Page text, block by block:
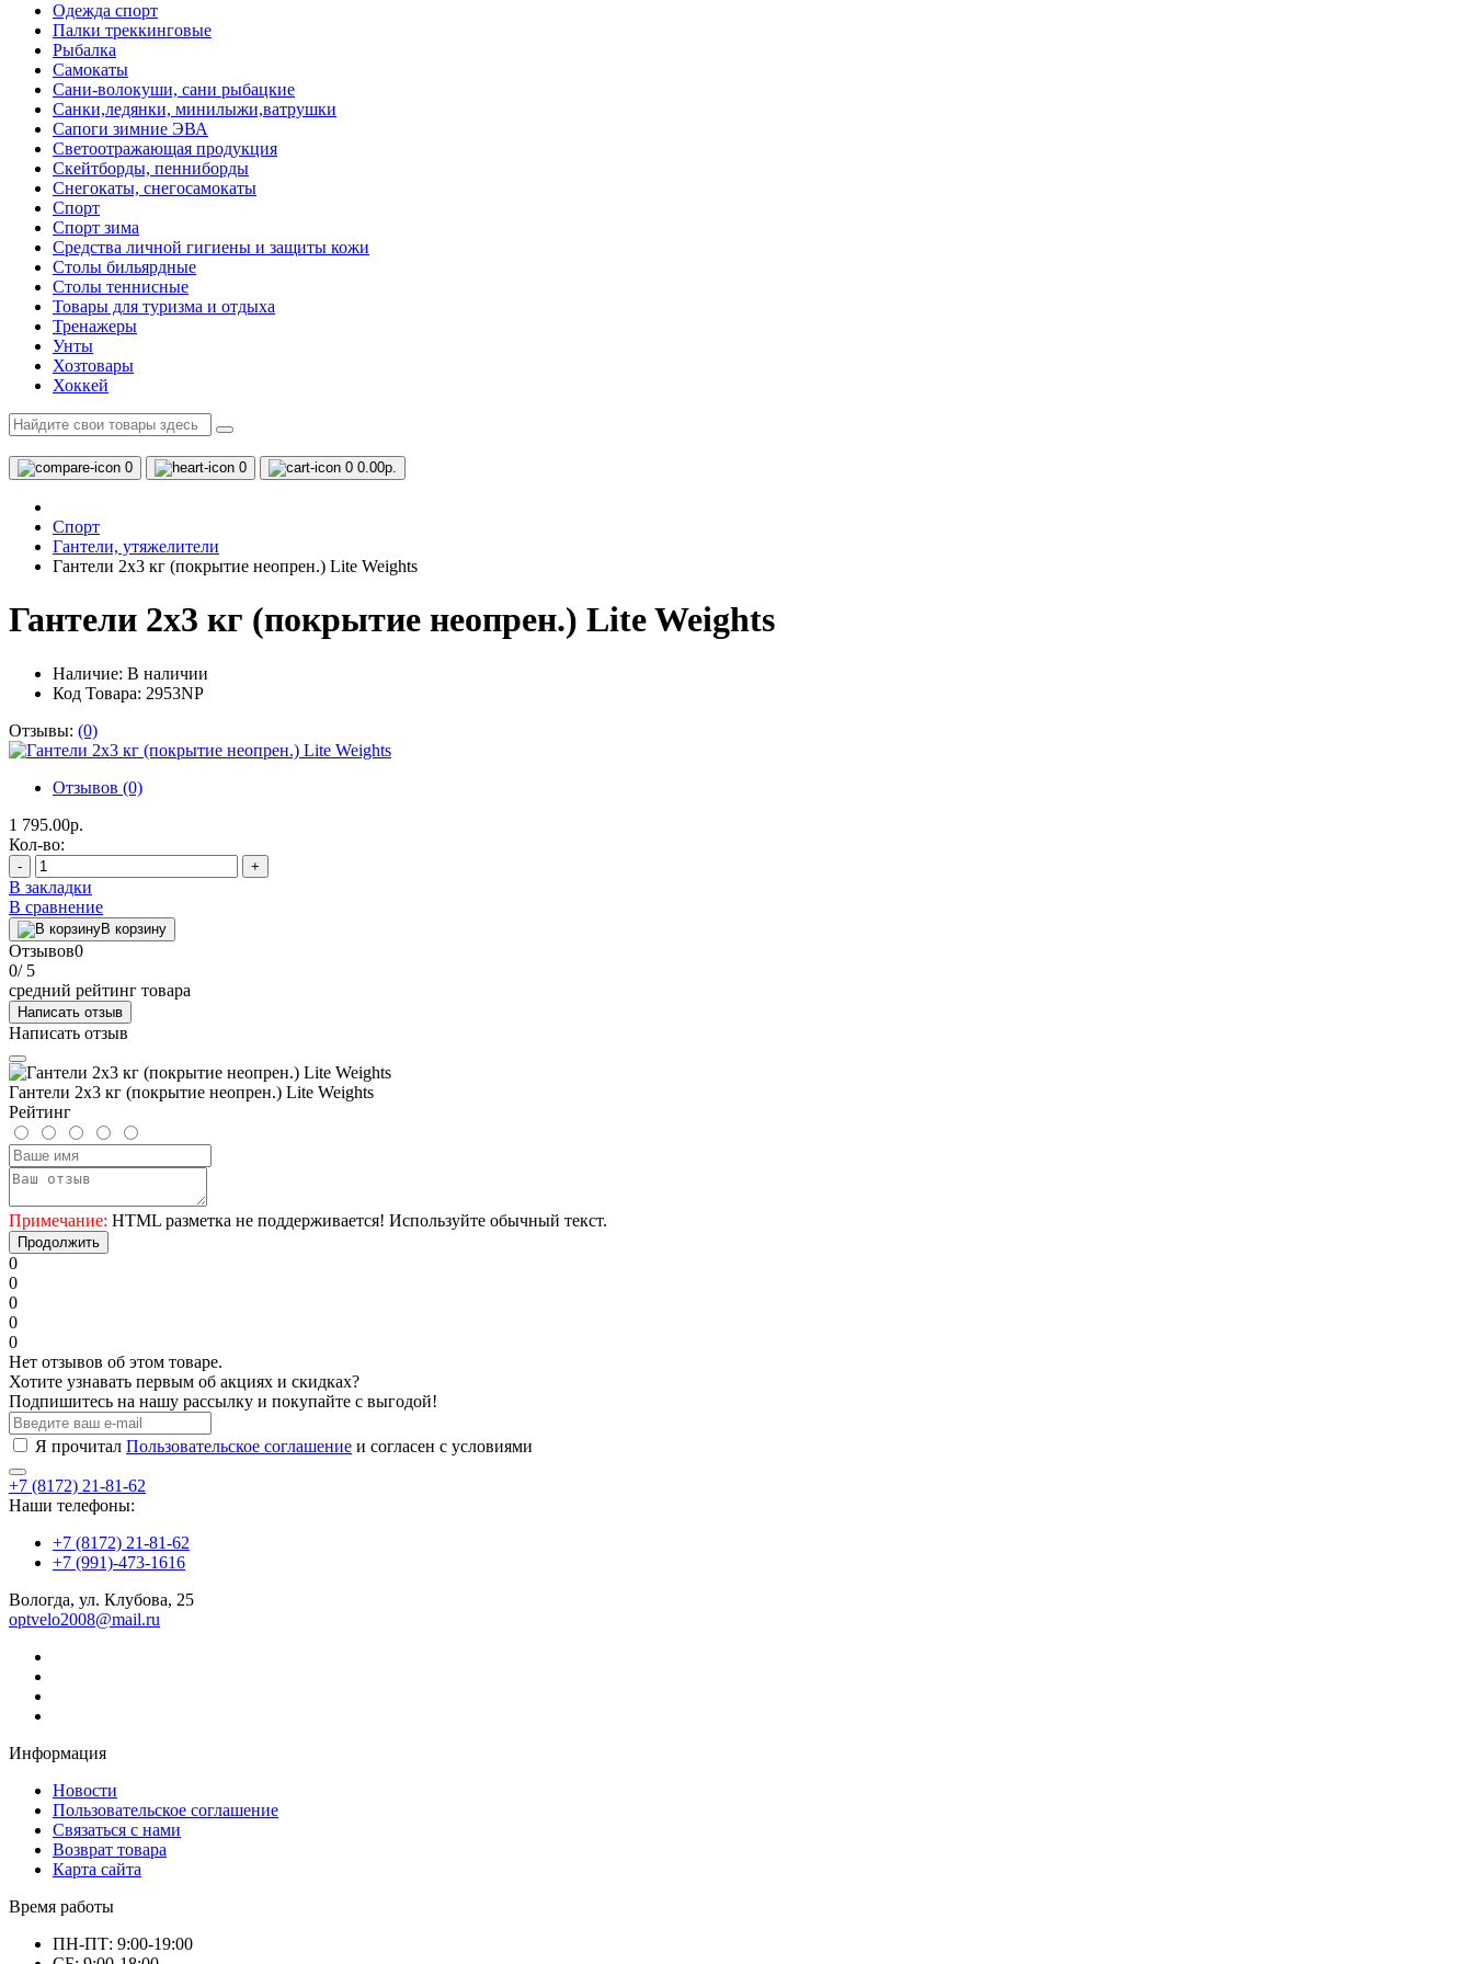
Одежда спорт
Палки треккинговые
Рыбалка
Самокаты
Сани-волокуши, сани рыбацкие
Санки,ледянки, минилыжи,ватрушки
Сапоги зимние ЭВА
Светоотражающая продукция
Скейтборды, пенниборды
Снегокаты, снегосамокаты
Спорт
Спорт зима
Средства личной гигиены и защиты кожи
Столы бильярдные
Столы теннисные
Товары для туризма и отдыха
Тренажеры
Унты
Хозтовары
Хоккей
0 0 0 0.00р.
Спорт
Гантели, утяжелители
Гантели 2х3 кг (покрытие неопрен.) Lite Weights
Гантели 2х3 кг (покрытие неопрен.) Lite Weights
Наличие: В наличии
Код Товара: 2953NP
Отзывы: (0)
Отзывов (0)
1 795.00р.
Кол-во:
- +
В закладки
В сравнение
В корзину
Отзывов0
0/ 5
средний рейтинг товара
Написать отзыв
Написать отзыв
Гантели 2х3 кг (покрытие неопрен.) Lite Weights
Рейтинг
Примечание: HTML разметка не поддерживается! Используйте обычный текст.
Продолжить
0
0
0
0
0
Нет отзывов об этом товаре.
Хотите узнавать первым об акциях и скидках?
Подпишитесь на нашу рассылку и покупайте с выгодой!
Я прочитал Пользовательское соглашение и согласен с условиями
+7 (8172) 21-81-62
Наши телефоны:
+7 (8172) 21-81-62
+7 (991)-473-1616
Вологда, ул. Клубова, 25
optvelo2008@mail.ru
Информация
Новости
Пользовательское соглашение
Связаться с нами
Возврат товара
Карта сайта
Время работы
ПН-ПТ: 9:00-19:00